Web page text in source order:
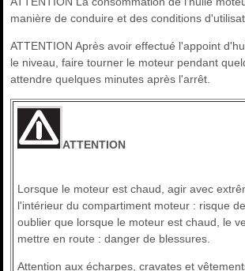
manière de conduire et des conditions
ATTENTION Après avoir effectué l'appoint
le niveau, faire tourner le moteur pendant
attendre quelques minutes après l'arrêt.
ATTENTION
Lorsque le moteur est chaud, agir avec
l'intérieur du compartiment moteur : risque
oublier que lorsque le moteur est chaud, le
mettre en route : danger de blessures.
Attention aux écharpes, cravates et